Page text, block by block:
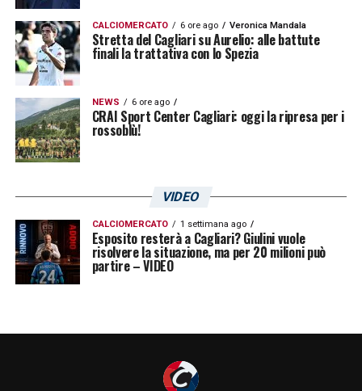
CALCIOMERCATO 6 ore ago Veronica Mandala
Stretta del Cagliari su Aurelio: alle battute
finali la trattativa con lo Spezia
NEWS 6 ore ago
CRAI Sport Center Cagliari: oggi la ripresa per i
rossoblù!
VIDEO
CALCIOMERCATO 1 settimana ago
Esposito resterà a Cagliari? Giulini vuole
risolvere la situazione, ma per 20 milioni può
partire – VIDEO